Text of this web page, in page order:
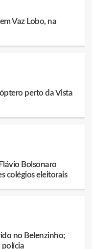
Vaz Lobo, na
perto da Vista
Bolsonaro
colégios eleitorais
no Belenzinho;
polícia